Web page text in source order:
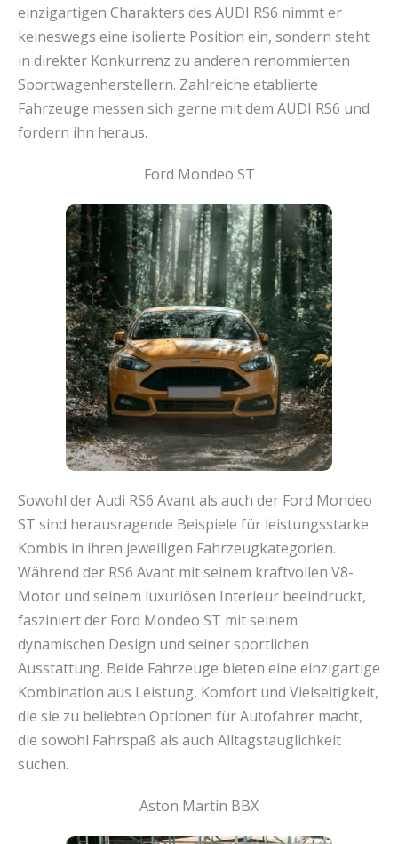
einzigartigen Charakters des AUDI RS6 nimmt er
keineswegs eine isolierte Position ein, sondern steht
in direkter Konkurrenz zu anderen renommierten
Sportwagenherstellern. Zahlreiche etablierte
Fahrzeuge messen sich gerne mit dem AUDI RS6 und
fordern ihn heraus.
Ford Mondeo ST
Sowohl der Audi RS6 Avant als auch der Ford Mondeo
ST sind herausragende Beispiele für leistungsstarke
Kombis in ihren jeweiligen Fahrzeugkategorien.
Während der RS6 Avant mit seinem kraftvollen V8-
Motor und seinem luxuriösen Interieur beeindruckt,
fasziniert der Ford Mondeo ST mit seinem
dynamischen Design und seiner sportlichen
Ausstattung. Beide Fahrzeuge bieten eine einzigartige
Kombination aus Leistung, Komfort und Vielseitigkeit,
die sie zu beliebten Optionen für Autofahrer macht,
die sowohl Fahrspaß als auch Alltagstauglichkeit
suchen.
Aston Martin BBX